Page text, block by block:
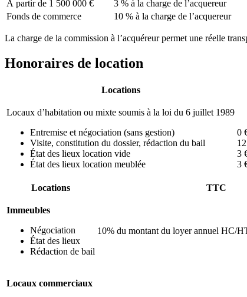
À partir de 1 500 000 €
3 % à la charge de l’acquereur
Fonds de commerce
10 % à la charge de l’acquereur
La charge de la commission à l’acquéreur permet une réelle
Honoraires de location
Locations
Locaux d’habitation ou mixte soumis à la loi du 6 juillet 1989
Entremise et négociation (sans gestion)
Visite, constitution du dossier, rédaction du bail
État des lieux location vide
État des lieux location meublée
0
3
3
Locations TTC
Immeubles
Négociation
État des lieux
Rédaction de bail
10% du montant du loyer annuel HC/
Locaux commerciaux